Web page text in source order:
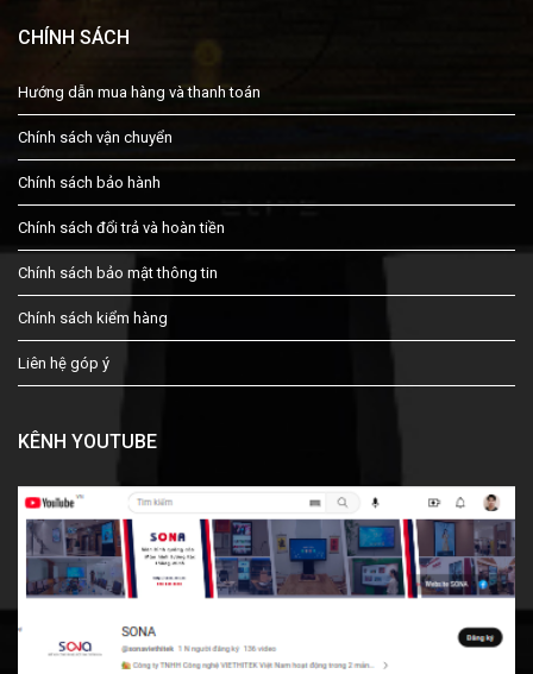
CHÍNH SÁCH
Hướng dẫn mua hàng và thanh toán
Chính sách vận chuyển
Chính sách bảo hành
Chính sách đổi trả và hoàn tiền
Chính sách bảo mật thông tin
Chính sách kiểm hàng
Liên hệ góp ý
KÊNH YOUTUBE